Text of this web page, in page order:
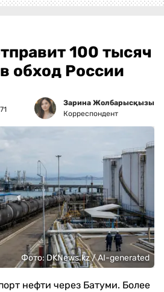
100 тысяч
обход России
Зарина Жолбарысқызы
Корреспондент
Фото: DKNews.kz / AI-generated
нефти через Батуми. Более